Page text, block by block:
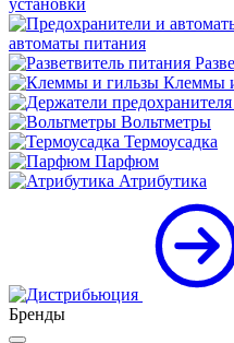
установки
автоматы питания
Клеммы
Вольтметры
Термоусадка
Парфюм
Атрибутика
Бренды